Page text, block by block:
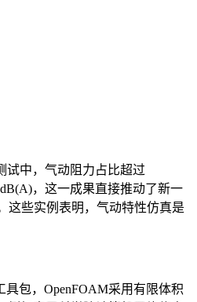
试中，气动阻力占比超过
，这一成果直接推动了新一
这些实例表明，气动特性仿真是
具包，OpenFOAM采用有限体积